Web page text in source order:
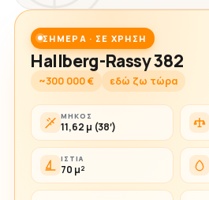
ΣΉΜΕΡΑ · ΣΕ ΧΡΉΣΗ
Hallberg-Rassy 382
~300 000 € εδώ ζω τώρα
ΜΉΚΟΣ
11,62 μ (38′)
ΙΣΤΊΑ
70 μ²